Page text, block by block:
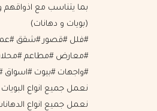
بما يتناسب مع
(بويات و دهانات)
#فلل #قصور #شقق
#معارض #مطاعم
#واجهات #بيوت #اسواق
نعمل جميع انواع البويات
نعمل جميع انواع